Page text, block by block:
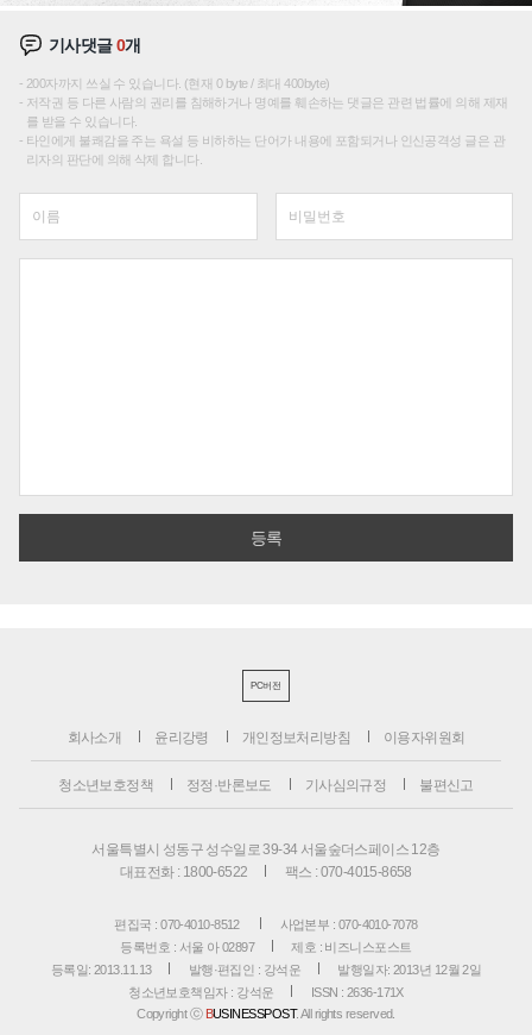
기사댓글0개
200자까지 쓰실 수 있습니다. (현재 0 byte / 최대 400byte)
저작권 등 다른 사람의 권리를 침해하거나 명예를 훼손하는 댓글은 관련 법률에 의해 제재
를 받을 수 있습니다.
타인에게 불쾌감을 주는 욕설 등 비하하는 단어가 내용에 포함되거나 인신공격성 글은 관
리자의 판단에 의해 삭제 합니다.
PC버전
회사소개 윤리강령 개인정보처리방침 이용자위원회
청소년보호정책 정정·반론보도 기사심의규정 불편신고
서울특별시 성동구 성수일로 39-34 서울숲더스페이스 12층
대표전화 : 1800-6522
팩스 : 070-4015-8658
편집국 : 070-4010-8512
사업본부 : 070-4010-7078
등록번호 : 서울 아 02897
제호 : 비즈니스포스트
등록일: 2013.11.13
발행·편집인 : 강석운
발행일자: 2013년 12월 2일
청소년보호책임자 : 강석운
ISSN : 2636-171X
Copyright ⓒ BUSINESSPOST. All rights reserved.